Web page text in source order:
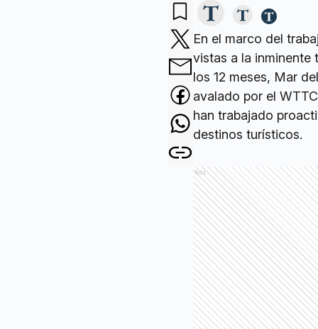
En el marco del
vistas a la inminente
los 12 meses, Mar
avalado por el
han trabajado
destinos turísticos.
Ads